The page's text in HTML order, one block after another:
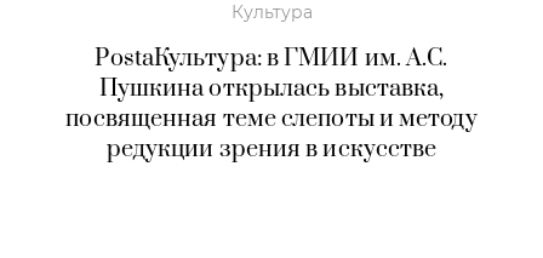
Культура
PostaКультура: в ГМИИ им. А.С.
Пушкина открылась выставка,
посвященная теме слепоты и методу
редукции зрения в искусстве